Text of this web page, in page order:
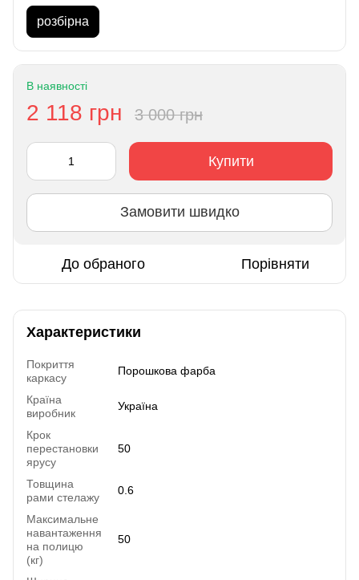
розбірна
В наявності
2 118 грн 3 000 грн
Купити
Замовити швидко
До обраного Порівняти
Характеристики
Покриття
каркасу
Порошкова фарба
Країна
виробник
Україна
Крок
перестановки
ярусу
50
Товщина
рами стелажу
0.6
Максимальне
навантаження
на полицю
(кг)
50